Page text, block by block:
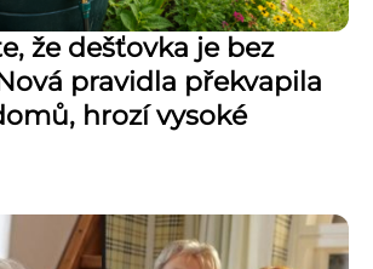
že dešťovka je bez
pravidla překvapila
hrozí vysoké